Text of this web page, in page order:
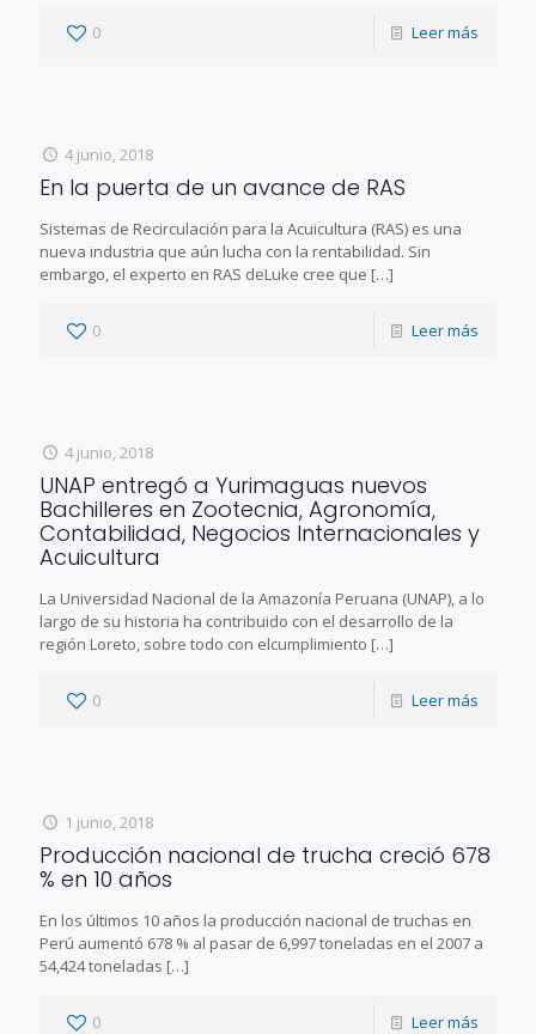
0 Leer más
4 junio, 2018
En la puerta de un avance de RAS
Sistemas de Recirculación para la Acuicultura (RAS) es una
nueva industria que aún lucha con la rentabilidad. Sin
embargo, el experto en RAS deLuke cree que […]
0 Leer más
4 junio, 2018
UNAP entregó a Yurimaguas nuevos
Bachilleres en Zootecnia, Agronomía,
Contabilidad, Negocios Internacionales y
Acuicultura
La Universidad Nacional de la Amazonía Peruana (UNAP), a lo
largo de su historia ha contribuido con el desarrollo de la
región Loreto, sobre todo con elcumplimiento […]
0 Leer más
1 junio, 2018
Producción nacional de trucha creció 678
% en 10 años
En los últimos 10 años la producción nacional de truchas en
Perú aumentó 678 % al pasar de 6,997 toneladas en el 2007 a
54,424 toneladas […]
0 Leer más